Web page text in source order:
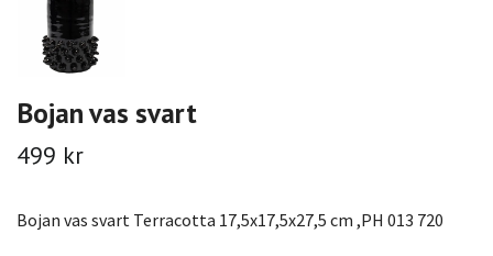
Bojan vas svart
499 kr
Bojan vas svart Terracotta 17,5x17,5x27,5 cm ,PH 013 720